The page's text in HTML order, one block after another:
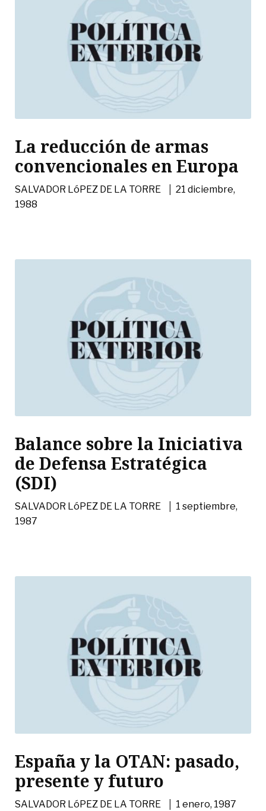
La reducción de armas
convencionales en Europa
SALVADOR LóPEZ DE LA TORRE |21 diciembre,
1988
Balance sobre la Iniciativa
de Defensa Estratégica
(SDI)
SALVADOR LóPEZ DE LA TORRE | 1 septiembre,
1987
España y la OTAN: pasado,
presente y futuro
SALVADOR LóPEZ DE LA TORRE | 1 enero, 1987